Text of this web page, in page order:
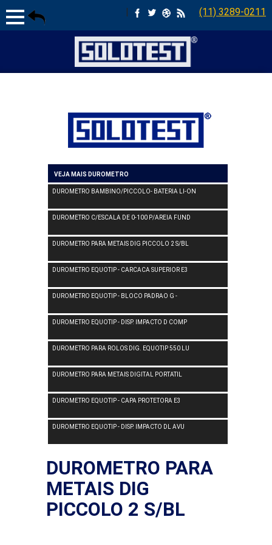
| (11) 3289-0211
VEJA MAIS DUROMETRO
DUROMETRO BAMBINO/PICCOLO- BATERIA LI-ON
DUROMETRO C/ESCALA DE 0-100 P/AREIA FUND
DUROMETRO PARA METAIS DIG PICCOLO 2 S/BL
DUROMETRO EQUOTIP - CARCACA SUPERIOR E3
DUROMETRO EQUOTIP - BLOCO PADRAO G -
DUROMETRO EQUOTIP - DISP. IMPACTO D COMP
DUROMETRO PARA ROLOS DIG. EQUOTIP 550 LU
DUROMETRO PARA METAIS DIGITAL PORTATIL
DUROMETRO EQUOTIP - CAPA PROTETORA E3
DUROMETRO EQUOTIP - DISP. IMPACTO DL AVU
DUROMETRO PARA
METAIS DIG
PICCOLO 2 S/BL